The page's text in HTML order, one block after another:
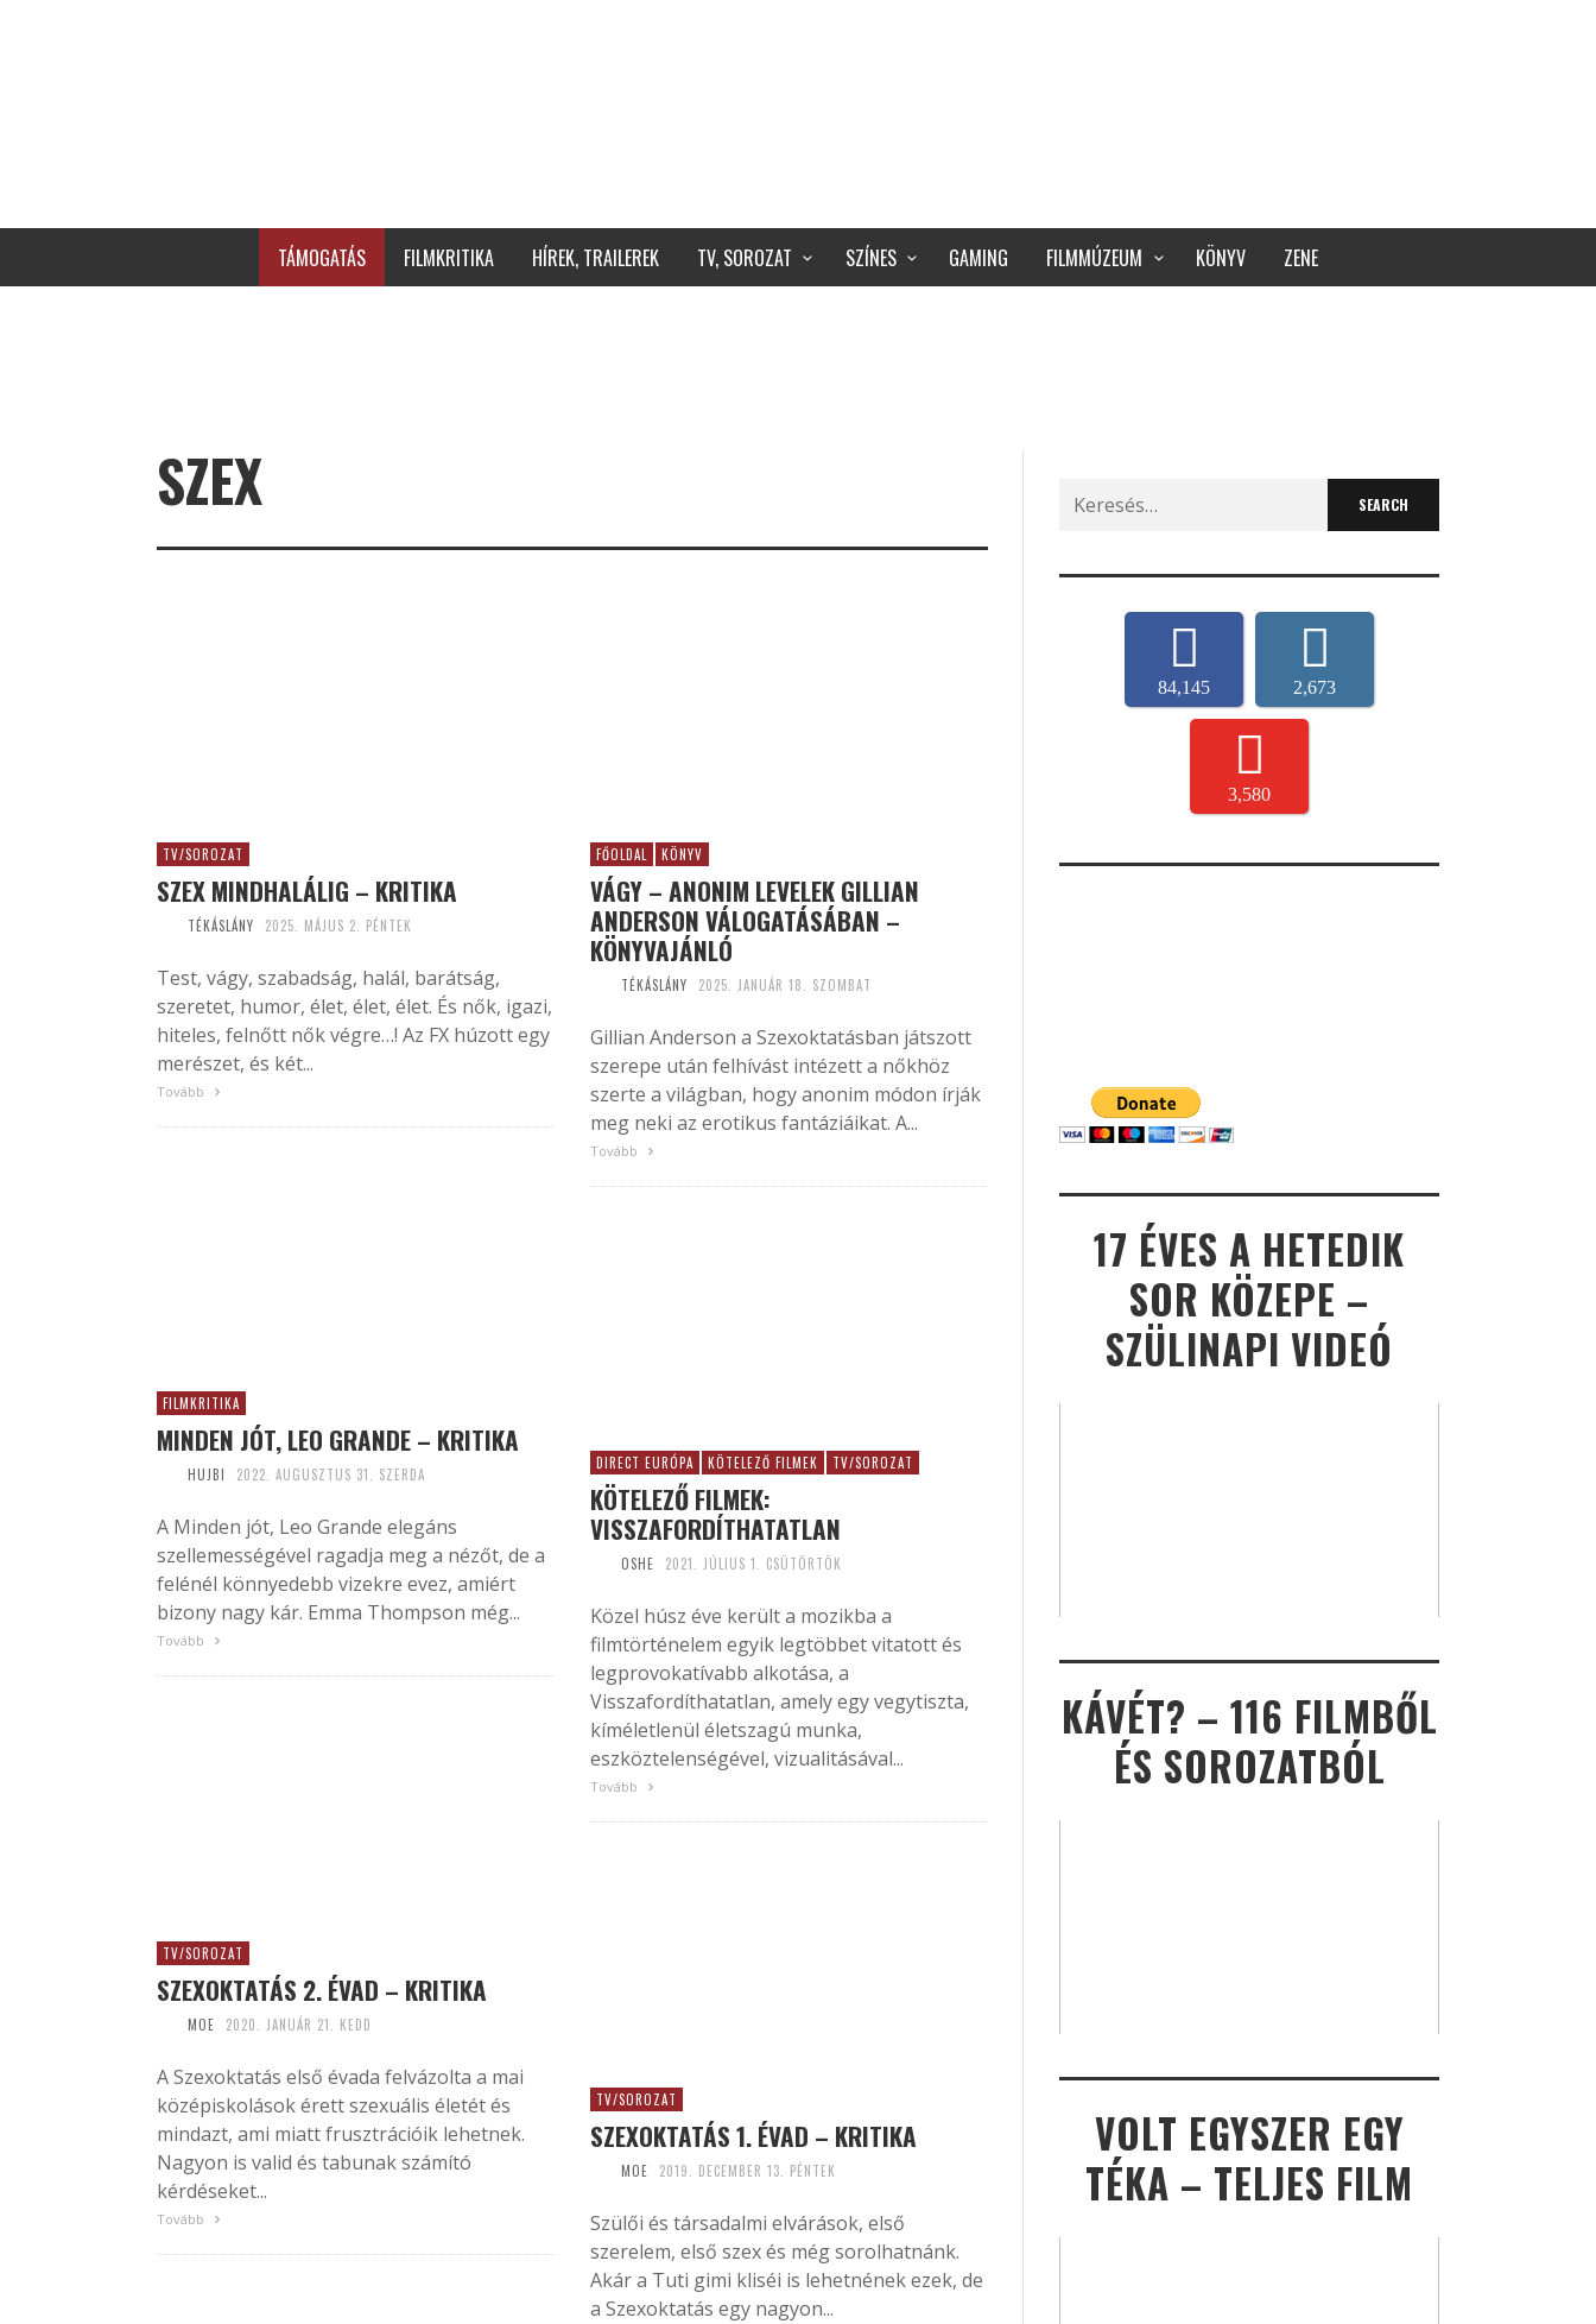
TÁMOGATÁS FILMKRITIKA HÍREK, TRAILEREK TV, SOROZAT SZÍNES GAMING FILMMÚZEUM KÖNYV ZENE
SZEX
TV/SOROZAT
SZEX MINDHALÁLIG – KRITIKA
TÉKÁSLÁNY 2025. MÁJUS 2. PÉNTEK
Test, vágy, szabadság, halál, barátság,
szeretet, humor, élet, élet, élet. És nők, igazi,
hiteles, felnőtt nők végre…! Az FX húzott egy
merészet, és két...
Tovább
FŐOLDAL KÖNYV
VÁGY – ANONIM LEVELEK GILLIAN
ANDERSON VÁLOGATÁSÁBAN –
KÖNYVAJÁNLÓ
TÉKÁSLÁNY 2025. JANUÁR 18. SZOMBAT
Gillian Anderson a Szexoktatásban játszott
szerepe után felhívást intézett a nőkhöz
szerte a világban, hogy anonim módon írják
meg neki az erotikus fantáziáikat. A...
Tovább
FILMKRITIKA
MINDEN JÓT, LEO GRANDE – KRITIKA
HUJBI 2022. AUGUSZTUS 31. SZERDA
A Minden jót, Leo Grande elegáns
szellemességével ragadja meg a nézőt, de a
felénél könnyedebb vizekre evez, amiért
bizony nagy kár. Emma Thompson még...
Tovább
DIRECT EURÓPA KÖTELEZŐ FILMEK TV/SOROZAT
KÖTELEZŐ FILMEK:
VISSZAFORDÍTHATATLAN
OSHE 2021. JÚLIUS 1. CSÜTÖRTÖK
Közel húsz éve került a mozikba a
filmtörténelem egyik legtöbbet vitatott és
legprovokatívabb alkotása, a
Visszafordíthatatlan, amely egy vegytiszta,
kíméletlenül életszagú munka,
eszköztelenségével, vizualitásával...
Tovább
TV/SOROZAT
SZEXOKTATÁS 2. ÉVAD – KRITIKA
MOE 2020. JANUÁR 21. KEDD
A Szexoktatás első évada felvázolta a mai
középiskolások érett szexuális életét és
mindazt, ami miatt frusztrációik lehetnek.
Nagyon is valid és tabunak számító
kérdéseket...
Tovább
TV/SOROZAT
SZEXOKTATÁS 1. ÉVAD – KRITIKA
MOE 2019. DECEMBER 13. PÉNTEK
Szülői és társadalmi elvárások, első
szerelem, első szex és még sorolhatnánk.
Akár a Tuti gimi kliséi is lehetnének ezek, de
a Szexoktatás egy nagyon...
Search
for:
84,145 2,673
3,580
17 ÉVES A HETEDIK
SOR KÖZEPE –
SZÜLINAPI VIDEÓ
KÁVÉT? – 116 FILMBŐL
ÉS SOROZATBÓL
VOLT EGYSZER EGY
TÉKA – TELJES FILM